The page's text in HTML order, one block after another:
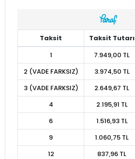
Taksit Taksit Tutarı
1
7.949,00 TL
2 (VADE FARKSIZ)
3.974,50 TL
3 (VADE FARKSIZ)
2.649,67 TL
4
2.195,91 TL
6
1.516,93 TL
9
1.060,75 TL
12
837,96 TL